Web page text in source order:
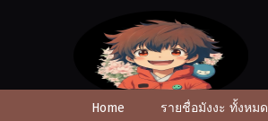
Home รายชื่อมังงะ ทั้งหมด